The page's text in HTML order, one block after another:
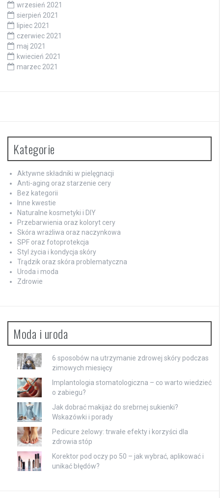
wrzesień 2021
sierpień 2021
lipiec 2021
czerwiec 2021
maj 2021
kwiecień 2021
marzec 2021
Kategorie
Aktywne składniki w pielęgnacji
Anti-aging oraz starzenie cery
Bez kategorii
Inne kwestie
Naturalne kosmetyki i DIY
Przebarwienia oraz koloryt cery
Skóra wrażliwa oraz naczynkowa
SPF oraz fotoprotekcja
Styl życia i kondycja skóry
Trądzik oraz skóra problematyczna
Uroda i moda
Zdrowie
Moda i uroda
6 sposobów na utrzymanie zdrowej skóry podczas
zimowych miesięcy
Implantologia stomatologiczna – co warto wiedzieć
o zabiegu?
Jak dobrać makijaż do srebrnej sukienki?
Wskazówki i porady
Pedicure żelowy: trwałe efekty i korzyści dla
zdrowia stóp
Korektor pod oczy po 50 – jak wybrać, aplikować i
unikać błędów?